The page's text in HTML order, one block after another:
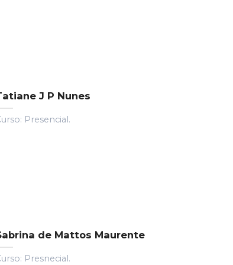
J P Nunes
Presencial.
de Mattos Maurente
Presnecial.